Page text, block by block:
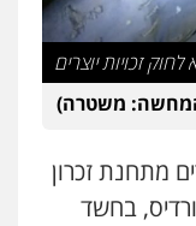
מעצרים
להמחשה: משטרה)
מתחנת זכרון
בחשד